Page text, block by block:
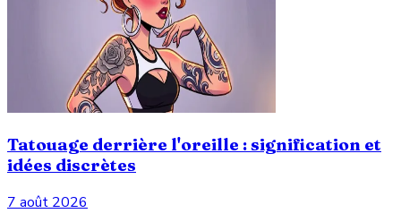
Tatouage derrière l'oreille : signification et
idées discrètes
7 août 2026